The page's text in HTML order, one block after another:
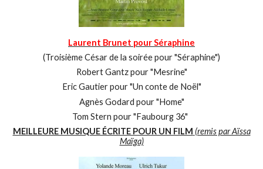
Laurent Brunet pour Séraphine
(Troisième César de la soirée pour "Séraphine")
Robert Gantz pour "Mesrine"
Eric Gautier pour "Un conte de Noël"
Agnès Godard pour "Home"
Tom Stern pour "Faubourg 36"
MEILLEURE MUSIQUE ÉCRITE POUR UN FILM (remis par Aïssa
Maïga)